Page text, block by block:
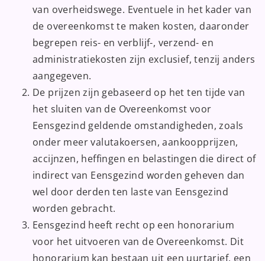
van overheidswege. Eventuele in het kader van
de overeenkomst te maken kosten, daaronder
begrepen reis- en verblijf-, verzend- en
administratiekosten zijn exclusief, tenzij anders
aangegeven.
De prijzen zijn gebaseerd op het ten tijde van
het sluiten van de Overeenkomst voor
Eensgezind geldende omstandigheden, zoals
onder meer valutakoersen, aankoopprijzen,
accijnzen, heffingen en belastingen die direct of
indirect van Eensgezind worden geheven dan
wel door derden ten laste van Eensgezind
worden gebracht.
Eensgezind heeft recht op een honorarium
voor het uitvoeren van de Overeenkomst. Dit
honorarium kan bestaan uit een uurtarief, een